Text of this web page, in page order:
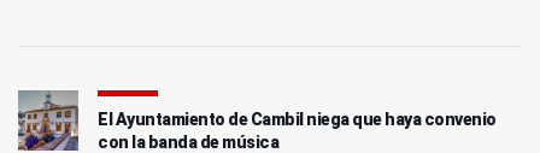
El Ayuntamiento de Cambil niega que haya convenio
con la banda de música